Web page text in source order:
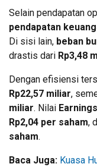
Selain pendapatan
pendapatan
Di sisi lain, beban
drastis dari Rp3,48
Dengan efisiensi
Rp22,57 miliar,
miliar. Nilai
Rp2,04 per saham,
saham.
Baca Juga: Kuasa